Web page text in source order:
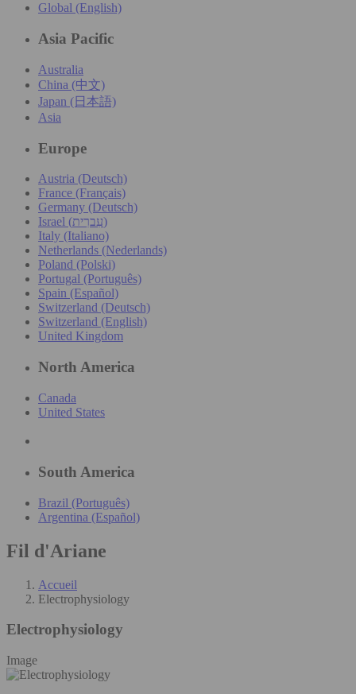
Global (English)
Asia Pacific
Australia
China (中文)
Japan (日本語)
Asia
Europe
Austria (Deutsch)
France (Français)
Germany (Deutsch)
Israel (עִברִית)
Italy (Italiano)
Netherlands (Nederlands)
Poland (Polski)
Portugal (Português)
Spain (Español)
Switzerland (Deutsch)
Switzerland (English)
United Kingdom
North America
Canada
United States
South America
Brazil (Português)
Argentina (Español)
Fil d'Ariane
Accueil
Electrophysiology
Electrophysiology
Image